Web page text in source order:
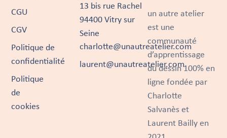
un autre atelier
est une
communauté
d’apprentissage
du dessin 100% en
ligne fondée par
Charlotte
Salvanès et
Laurent Bailly en
CGU
CGV
Politique de
confidentialité
Politique
de
cookies
13 bis rue Rachel
94400 Vitry sur
Seine
charlotte@unautreatelier.com
laurent@unautreatelier.com